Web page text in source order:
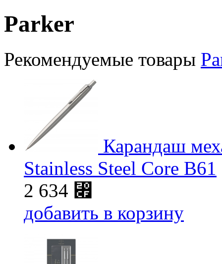
Parker
Рекомендуемые товары
Карандаш
Stainless Steel Core B61
2 634 ⃏
добавить в корзину